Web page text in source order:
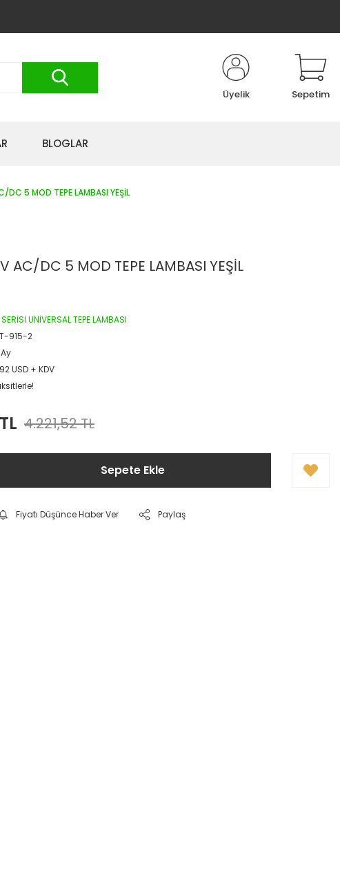
Üyelik Sepetim
BLOGLAR
5 MOD TEPE LAMBASI YEŞİL
AC/DC 5 MOD TEPE LAMBASI YEŞİL
UNİVERSAL TEPE LAMBASI
915-2
USD + KDV
4.221,52 TL
Sepete Ekle
Fiyatı Düşünce Haber Ver Paylaş